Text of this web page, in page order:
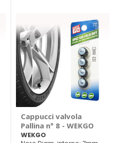
Cappucci valvola
Pallina n° 8 - WEKGO
WEKGO